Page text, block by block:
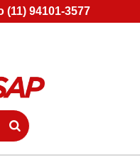
(11) 94101-3577